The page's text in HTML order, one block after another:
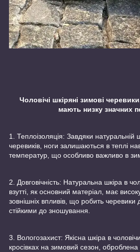
Чоловічі шкіряні зимові
мають низку значних
1. Теплоізоляція: Завдяки натуральній
черевиків, ноги залишаються в теплі
температур, що особливо важливо в
2. Довговічність: Натуральна шкіра в
взутті, як основний матеріал, має високу
зовнішніх впливів, що робить черевики
стійкими до зношування.
3. Вологозахист: Якісна шкіра в
кросівках на зимовий сезон,